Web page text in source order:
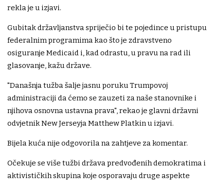
rekla je u izjavi.
Gubitak državljanstva spriječio bi te pojedince u pristupu
federalnim programima kao što je zdravstveno
osiguranje Medicaid i, kad odrastu, u pravu na rad ili
glasovanje, kažu države.
"Današnja tužba šalje jasnu poruku Trumpovoj
administraciji da ćemo se zauzeti za naše stanovnike i
njihova osnovna ustavna prava", rekao je glavni državni
odvjetnik New Jerseyja Matthew Platkin u izjavi.
Bijela kuća nije odgovorila na zahtjeve za komentar.
Očekuje se više tužbi država predvođenih demokratima i
aktivističkih skupina koje osporavaju druge aspekte